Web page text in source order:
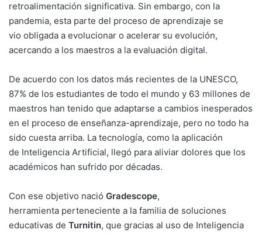
retroalimentación significativa. Sin embargo, con la
pandemia, esta parte del proceso de aprendizaje se
vio obligada a evolucionar o acelerar su evolución,
acercando a los maestros a la evaluación digital.
De acuerdo con los datos más recientes de la UNESCO,
87% de los estudiantes de todo el mundo y 63 millones de
maestros han tenido que adaptarse a cambios inesperados
en el proceso de enseñanza-aprendizaje, pero no todo ha
sido cuesta arriba. La tecnología, como la aplicación
de Inteligencia Artificial, llegó para aliviar dolores que los
académicos han sufrido por décadas.
Con ese objetivo nació Gradescope,
herramienta perteneciente a la familia de soluciones
educativas de Turnitin, que gracias al uso de Inteligencia